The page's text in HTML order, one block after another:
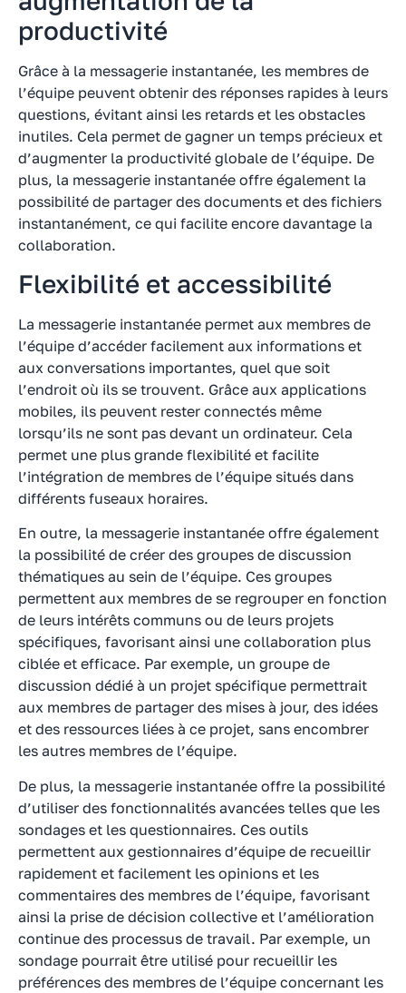
productivité
Grâce à la messagerie instantanée, les membres de
l’équipe peuvent obtenir des réponses rapides à leurs
questions, évitant ainsi les retards et les obstacles
inutiles. Cela permet de gagner un temps précieux et
d’augmenter la productivité globale de l’équipe. De
plus, la messagerie instantanée offre également la
possibilité de partager des documents et des fichiers
instantanément, ce qui facilite encore davantage la
collaboration.
Flexibilité et accessibilité
La messagerie instantanée permet aux membres de
l’équipe d’accéder facilement aux informations et
aux conversations importantes, quel que soit
l’endroit où ils se trouvent. Grâce aux applications
mobiles, ils peuvent rester connectés même
lorsqu’ils ne sont pas devant un ordinateur. Cela
permet une plus grande flexibilité et facilite
l’intégration de membres de l’équipe situés dans
différents fuseaux horaires.
En outre, la messagerie instantanée offre également
la possibilité de créer des groupes de discussion
thématiques au sein de l’équipe. Ces groupes
permettent aux membres de se regrouper en fonction
de leurs intérêts communs ou de leurs projets
spécifiques, favorisant ainsi une collaboration plus
ciblée et efficace. Par exemple, un groupe de
discussion dédié à un projet spécifique permettrait
aux membres de partager des mises à jour, des idées
et des ressources liées à ce projet, sans encombrer
les autres membres de l’équipe.
De plus, la messagerie instantanée offre la possibilité
d’utiliser des fonctionnalités avancées telles que les
sondages et les questionnaires. Ces outils
permettent aux gestionnaires d’équipe de recueillir
rapidement et facilement les opinions et les
commentaires des membres de l’équipe, favorisant
ainsi la prise de décision collective et l’amélioration
continue des processus de travail. Par exemple, un
sondage pourrait être utilisé pour recueillir les
préférences des membres de l’équipe concernant les